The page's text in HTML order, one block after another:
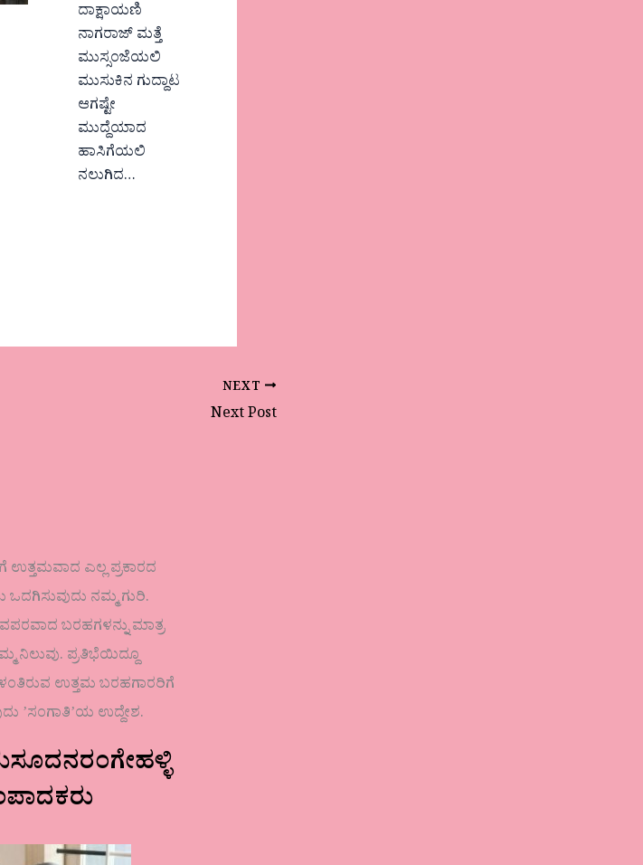
ದಾಕ್ಷಾಯಣಿ
ನಾಗರಾಜ್ ಮತ್ತೆ
ಮುಸ್ಸಂಜೆಯಲಿ
ಮುಸುಕಿನ ಗುದ್ದಾಟ
ಆಗಷ್ಟೇ
ಮುದ್ದೆಯಾದ
ಹಾಸಿಗೆಯಲಿ
ನಲುಗಿದ…
NEXT
Next Post
ಉತ್ತಮವಾದ ಎಲ್ಲ ಪ್ರಕಾರದ
ಒದಗಿಸುವುದು ನಮ್ಮ ಗುರಿ.
ಬರಹಗಳನ್ನು ಮಾತ್ರ
ನಿಲುವು. ಪ್ರತಿಭೆಯಿದ್ದೂ
ಉತ್ತಮ ಬರಹಗಾರರಿಗೆ
ʼಸಂಗಾತಿʼಯ ಉದ್ದೇಶ.